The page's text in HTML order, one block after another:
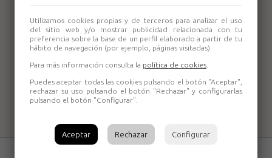
Bellota
Utilizamos cookies propias y de terceros para analizar el uso
del sitio web y/o mostrar publicidad relacionada con tu
preferencia sobre la base de un perfil elaborado a partir de tu
hábito de navegación (por ejemplo, páginas visitadas).
Para más información consulta la política de cookies
Puedes aceptar todas las cookies pulsando el botón "Aceptar",
rechazar su uso pulsando el botón "Rechazar" y configurarlas
pulsando el botón "Configurar".
Aceptar Rechazar Configurar